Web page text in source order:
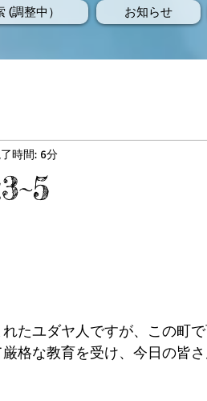
(調整中） お知らせ
時間: 6分
たユダヤ人ですが、この町
格な教育を受け、今日の皆